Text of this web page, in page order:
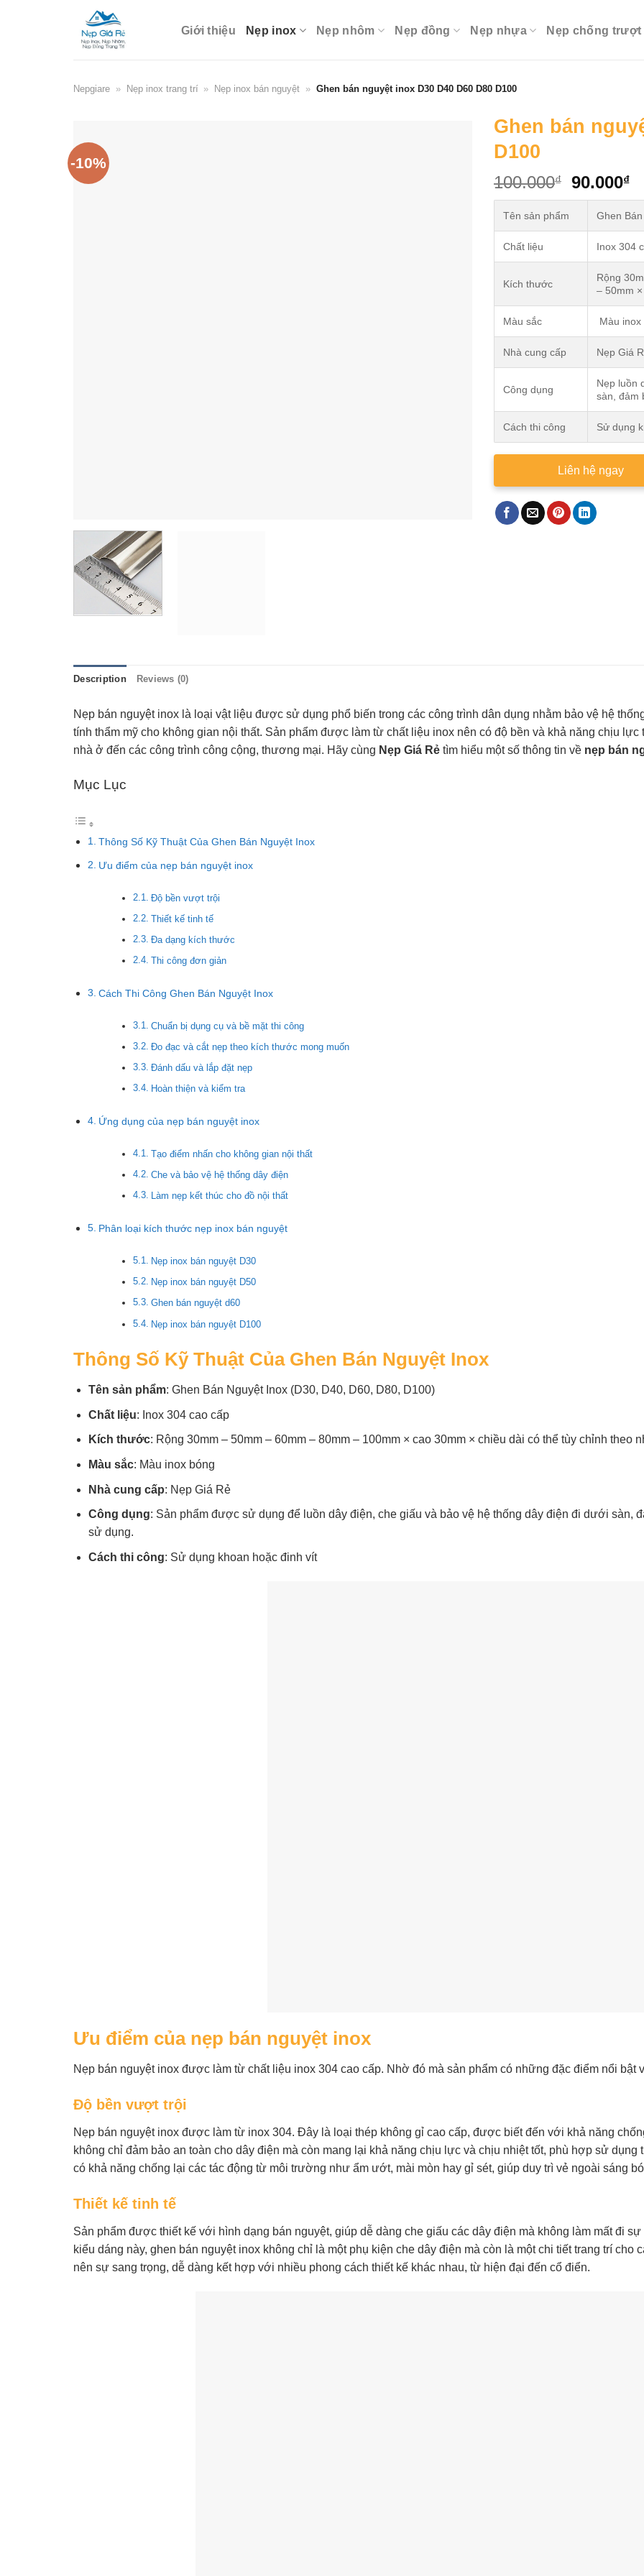
Giới thiệu Nẹp inox Nẹp nhôm Nẹp đồng Nẹp nhựa Nẹp chống trượt
Nepgiare » Nẹp inox trang trí » Nẹp inox bán nguyệt » Ghen bán nguyệt inox D30 D40 D60 D80 D100
-10%
Ghen bán
D100
100.000₫
Original
price
was:
90.000₫
Tên sản phẩm Ghen
Chất liệu Inox 304
Kích thước
Rộng
– 50mm
Màu sắc Màu inox
Nhà cung cấp Nẹp Giá
Công dụng
Nẹp luồn
sàn, đảm
Cách thi công Sử dụng
Liên hệ ngay
Description Reviews (0)
Nẹp bán nguyệt inox là loại vật liệu được sử dụng phổ biến trong các công trình dân dụng nhằm bảo vệ hệ
tính thẩm mỹ cho không gian nội thất. Sản phẩm được làm từ chất liệu inox nên có độ bền và khả năng chịu
nhà ở đến các công trình công cộng, thương mại. Hãy cùng Nẹp Giá Rẻ tìm hiểu một số thông tin về nẹp bán
Mục Lục
Thông Số Kỹ Thuật Của Ghen Bán Nguyệt Inox
Ưu điểm của nẹp bán nguyệt inox
Độ bền vượt trội
Thiết kế tinh tế
Đa dạng kích thước
Thi công đơn giản
Cách Thi Công Ghen Bán Nguyệt Inox
Chuẩn bị dụng cụ và bề mặt thi công
Đo đạc và cắt nẹp theo kích thước mong muốn
Đánh dấu và lắp đặt nẹp
Hoàn thiện và kiểm tra
Ứng dụng của nẹp bán nguyệt inox
Tạo điểm nhấn cho không gian nội thất
Che và bảo vệ hệ thống dây điện
Làm nẹp kết thúc cho đồ nội thất
Phân loại kích thước nẹp inox bán nguyệt
Nẹp inox bán nguyệt D30
Nẹp inox bán nguyệt D50
Ghen bán nguyệt d60
Nẹp inox bán nguyệt D100
Thông Số Kỹ Thuật Của Ghen Bán Nguyệt Inox
Tên sản phẩm: Ghen Bán Nguyệt Inox (D30, D40, D60, D80, D100)
Chất liệu: Inox 304 cao cấp
Kích thước: Rộng 30mm – 50mm – 60mm – 80mm – 100mm × cao 30mm × chiều dài có thể tùy chỉnh theo
Màu sắc: Màu inox bóng
Nhà cung cấp: Nẹp Giá Rẻ
Công dụng: Sản phẩm được sử dụng để luồn dây điện, che giấu và bảo vệ hệ thống dây điện đi dưới sàn,
sử dụng.
Cách thi công: Sử dụng khoan hoặc đinh vít
Ưu điểm của nẹp bán nguyệt inox
Nẹp bán nguyệt inox được làm từ chất liệu inox 304 cao cấp. Nhờ đó mà sản phẩm có những đặc điểm nổi bật
Độ bền vượt trội
Nẹp bán nguyệt inox được làm từ inox 304. Đây là loại thép không gỉ cao cấp, được biết đến với khả năng
không chỉ đảm bảo an toàn cho dây điện mà còn mang lại khả năng chịu lực và chịu nhiệt tốt, phù hợp sử
có khả năng chống lại các tác động từ môi trường như ẩm ướt, mài mòn hay gỉ sét, giúp duy trì vẻ ngoài sáng
Thiết kế tinh tế
Sản phẩm được thiết kế với hình dạng bán nguyệt, giúp dễ dàng che giấu các dây điện mà không làm mất đi
kiểu dáng này, ghen bán nguyệt inox không chỉ là một phụ kiện che dây điện mà còn là một chi tiết trang trí cho
nên sự sang trọng, dễ dàng kết hợp với nhiều phong cách thiết kế khác nhau, từ hiện đại đến cổ điển.